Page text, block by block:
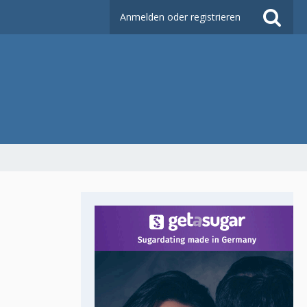
Anmelden oder registrieren